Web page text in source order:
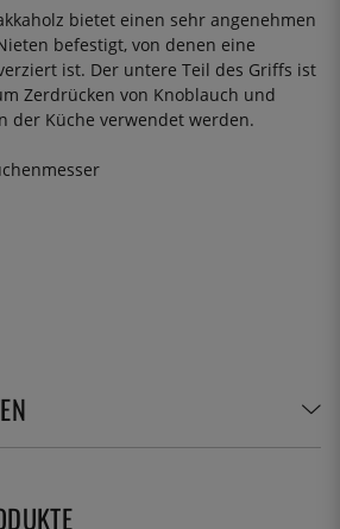
bietet einen sehr angenehmen
befestigt, von denen eine
ist. Der untere Teil des Griffs ist
Zerdrücken von Knoblauch und
der Küche verwendet werden.